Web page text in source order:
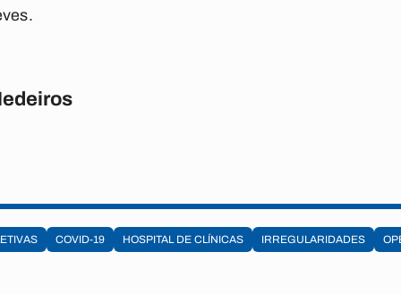
COVID-19 HOSPITAL DE CLÍNICAS IRREGULARIDADES